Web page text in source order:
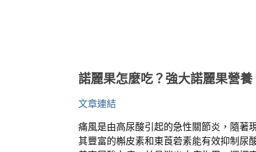
諾麗果怎麼吃？強大諾麗果營
文章連結
痛風是由高尿酸引起的急性關節炎，隨著
其豐富的槲皮素和東莨菪素能有效抑制尿